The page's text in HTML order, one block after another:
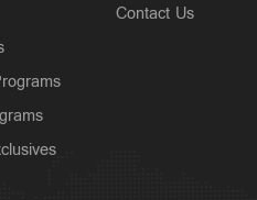
പൊലീസ്
Contact Us